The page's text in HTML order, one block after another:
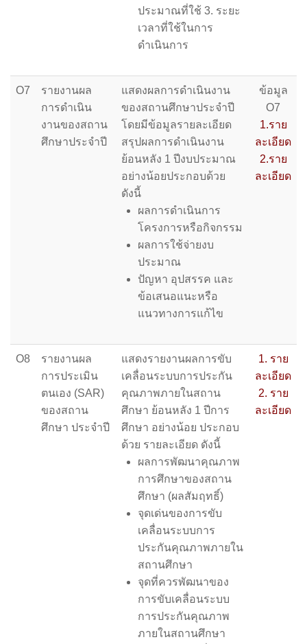
ประมาณที่ใช้ 3. ระยะ
เวลาที่ใช้ในการ
ดำเนินการ
O7
รายงานผล
การดำเนิน
งานของสถาน
ศึกษาประจำปี
แสดงผลการดำเนินงาน
ของสถานศึกษาประจำปี
โดยมีข้อมูลรายละเอียด
สรุปผลการดำเนินงาน
ย้อนหลัง 1 ปีงบประมาณ
อย่างน้อยประกอบด้วย
ดังนี้
ผลการดำเนินการ
โครงการหรือกิจกรรม
ผลการใช้จ่ายงบ
ประมาณ
ปัญหา อุปสรรค และ
ข้อเสนอแนะหรือ
แนวทางการแก้ไข
ข้อมูล
O7
1.ราย
ละเอียด
2.ราย
ละเอียด
O8
รายงานผล
การประเมิน
ตนเอง (SAR)
ของสถาน
ศึกษา ประจำปี
แสดงรายงานผลการขับ
เคลื่อนระบบการประกัน
คุณภาพภายในสถาน
ศึกษา ย้อนหลัง 1 ปีการ
ศึกษา อย่างน้อย ประกอบ
ด้วย รายละเอียด ดังนี้
ผลการพัฒนาคุณภาพ
การศึกษาของสถาน
ศึกษา (ผลสัมฤทธิ์)
จุดเด่นของการขับ
เคลื่อนระบบการ
ประกันคุณภาพภายใน
สถานศึกษา
จุดที่ควรพัฒนาของ
การขับเคลื่อนระบบ
การประกันคุณภาพ
ภายในสถานศึกษา
1. ราย
ละเอียด
2. ราย
ละเอียด